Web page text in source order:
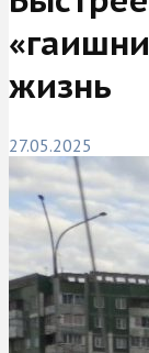
жизнь
27.05.2025